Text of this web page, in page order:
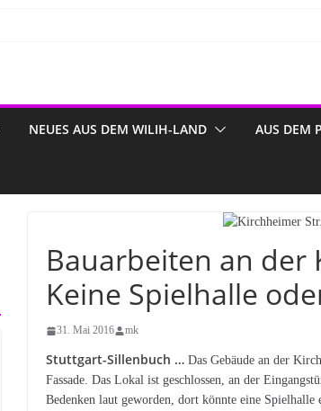
NEUES AUS DEM WILIH-LAND AUS DEM
Bauarbeiten an der
Keine Spielhalle
31. Mai 2016 mk
Stuttgart-Sillenbuch … Das Gebäude an der
Fassade. Das Lokal ist geschlossen, an der
Bedenken laut geworden, dort könnte eine